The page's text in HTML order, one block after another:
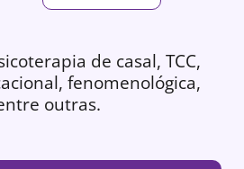
de casal, TCC,
fenomenológica,
outras.